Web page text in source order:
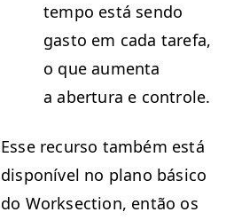
tem­po está sendo
gas­to em cada tare­fa,
o que aumen­ta
a aber­tu­ra e controle.
Esse recur­so tam­bém está
disponív­el no plano bási­co
do Work­sec­tion, então os